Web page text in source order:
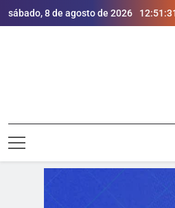
sábado, 8 de agosto de 2026